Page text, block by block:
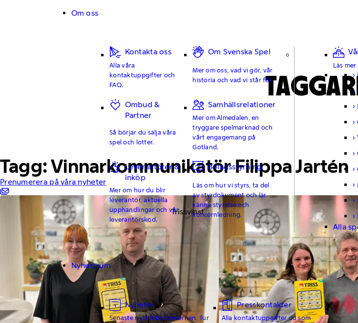
Om oss
Kontakta oss
Alla våra
kontaktuppgifter och
FAQ.
Om Svenska Spel
Mer om oss, vad vi gör, vår
historia och vad vi står för.
Ombud &
Partner
Så börjar du sälja våra
spel och lotter.
Samhällsrelationer
Mer om Almedalen, en
tryggare spelmarknad och
vårt engagemang på
Gotland.
Leverantörer &
inköp
Mer om hur du blir
leverantör, aktuella
upphandlingar och vår
leverantörskod.
Bolagsstyrning
Läs om hur vi styrs, ta del
av styrdokument och lär
känna styrelse och
koncernledning.
Läs
Alla
Nyhetsrum
Nyheter
Senaste nytt från koncernen, Tur
Presskontakter
Alla kontaktuppgifter du som
Tagg: Vinnarkommunikatör Filippa Jartén
Prenumerera på våra nyheter
Trissvinst